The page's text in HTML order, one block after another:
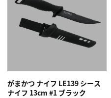
がまかつ ナイフ LE139 シース
ナイフ 13cm #1 ブラック